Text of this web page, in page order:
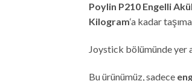
Poylin P210 Engelli
Kilogram‘a kadar
Joystick bölümünde yer
Bu ürünümüz, sadece